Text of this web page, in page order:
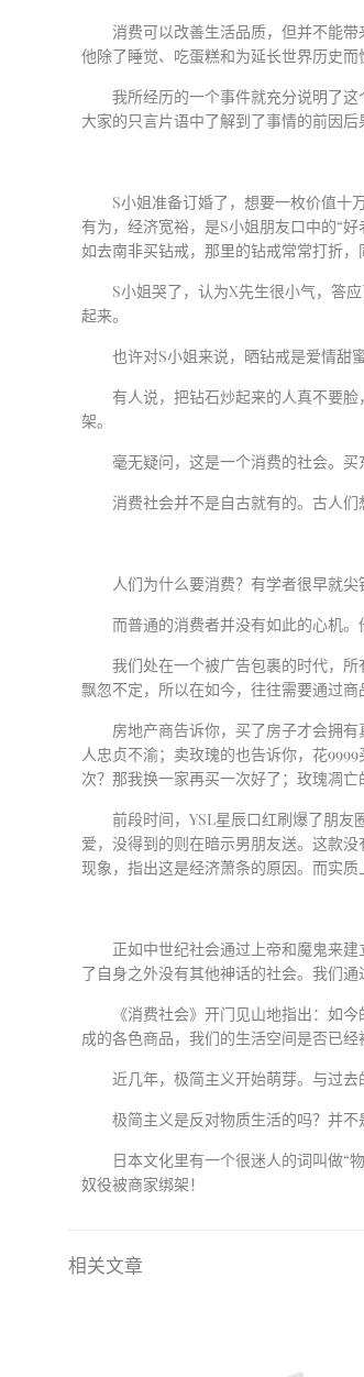
消费可以改善生活品质，但并不能
他除了睡觉、吃蛋糕和为延长世界历史
我所经历的一个事件就充分说明了这
大家的只言片语中了解到了事情的前因后
S小姐准备订婚了，想要一枚价值十
有为，经济宽裕，是S小姐朋友口中的“好
如去南非买钻戒，那里的钻戒常常打折
S小姐哭了，认为X先生很小气，答
起来。
也许对S小姐来说，晒钻戒是爱情甜
有人说，把钻石炒起来的人真不要
架。
毫无疑问，这是一个消费的社会。
消费社会并不是自古就有的。古人
人们为什么要消费？有学者很早就
而普通的消费者并没有如此的心机
我们处在一个被广告包裹的时代，
飘忽不定，所以在如今，往往需要通过商
房地产商告诉你，买了房子才会拥
人忠贞不渝；卖玫瑰的也告诉你，花9999
次？那我换一家再买一次好了；玫瑰凋亡
前段时间，YSL星辰口红刷爆了朋友
爱，没得到的则在暗示男朋友送。这款
现象，指出这是经济萧条的原因。而实质
正如中世纪社会通过上帝和魔鬼来
了自身之外没有其他神话的社会。我们
《消费社会》开门见山地指出：如
成的各色商品，我们的生活空间是否已经
近几年，极简主义开始萌芽。与过
极简主义是反对物质生活的吗？并不
日本文化里有一个很迷人的词叫做“
奴役被商家绑架！
相关文章